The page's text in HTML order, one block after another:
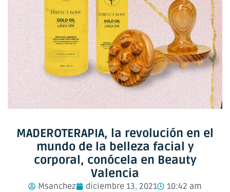
MADEROTERAPIA, la revolución en el
mundo de la belleza facial y
corporal, conócela en Beauty
Valencia
Msanchez diciembre 13, 2021 10:42 am